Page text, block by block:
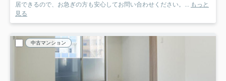
居できるので、お急ぎの方も安心してお問い合わせください。... もっと
見る
中古マンション